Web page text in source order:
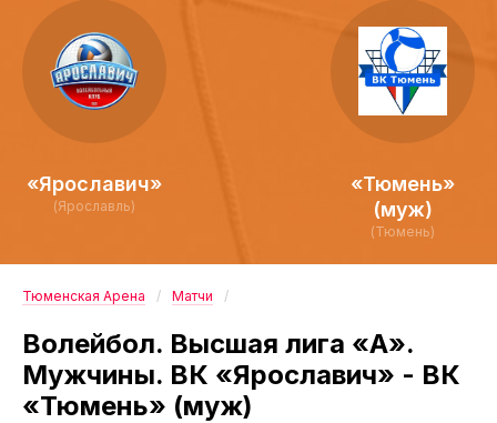
«Ярославич»
(Ярославль)
«Тюмень»
(муж)
(Тюмень)
Тюменская Арена Матчи
Волейбол. Высшая лига «А».
Мужчины. ВК «Ярославич» - ВК
«Тюмень» (муж)